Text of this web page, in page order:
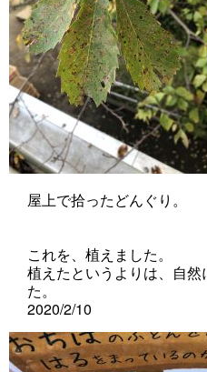
屋上で拾ったどんぐり。
これを、植えました。
植えたというよりは、自
た。
2020/2/10